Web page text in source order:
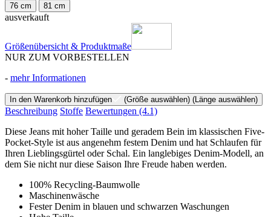
76 cm 81 cm
ausverkauft
Größenübersicht & Produktmaße
NUR ZUM VORBESTELLEN
- mehr Informationen
In den Warenkorb hinzufügen (Größe auswählen) (Länge auswählen)
Beschreibung Stoffe Bewertungen (4.1)
Diese Jeans mit hoher Taille und geradem Bein im klassischen Five-
Pocket-Style ist aus angenehm festem Denim und hat Schlaufen für
Ihren Lieblingsgürtel oder Schal. Ein langlebiges Denim-Modell, an
dem Sie nicht nur diese Saison Ihre Freude haben werden.
100% Recycling-Baumwolle
Maschinenwäsche
Fester Denim in blauen und schwarzen Waschungen